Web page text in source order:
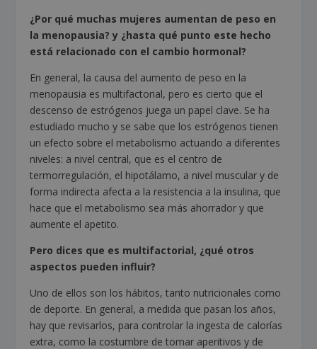
¿Por qué muchas mujeres aumentan de peso en
la menopausia? y ¿hasta qué punto este hecho
está relacionado con el cambio hormonal?
En general, la causa del aumento de peso en la
menopausia es multifactorial, pero es cierto que el
descenso de estrógenos juega un papel clave. Se ha
estudiado mucho y se sabe que los estrógenos tienen
un efecto sobre el metabolismo actuando a diferentes
niveles: a nivel central, que es el centro de
termorregulación, el hipotálamo, a nivel muscular y de
forma indirecta afecta a la resistencia a la insulina, que
hace que el metabolismo sea más ahorrador y que
aumente el apetito.
Pero dices que es multifactorial, ¿qué otros
aspectos pueden influir?
Uno de ellos son los hábitos, tanto nutricionales como
de deporte. En general, a medida que pasan los años,
hay que revisarlos, para controlar la ingesta de calorías
extra, como la costumbre de tomar aperitivos y de